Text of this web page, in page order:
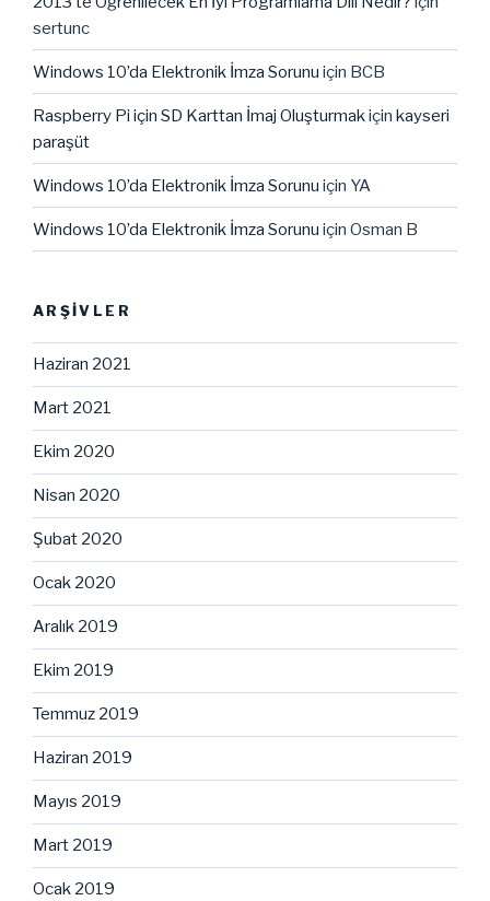
sertunc
Windows 10’da Elektronik İmza Sorunu için BCB
Raspberry Pi için SD Karttan İmaj Oluşturmakiçin kayseri
paraşüt
Windows 10’da Elektronik İmza Sorunu için YA
Windows 10’da Elektronik İmza Sorunu için Osman B
ARŞIVLER
Haziran 2021
Mart 2021
Ekim 2020
Nisan 2020
Şubat 2020
Ocak 2020
Aralık 2019
Ekim 2019
Temmuz 2019
Haziran 2019
Mayıs 2019
Mart 2019
Ocak 2019